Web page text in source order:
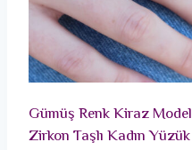
Gümüş Renk Kiraz Model
Zirkon Taşlı Kadın Yüzük